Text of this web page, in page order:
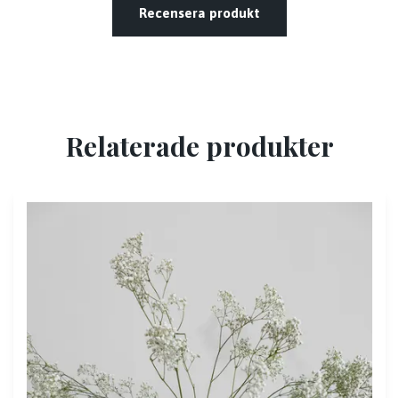
Recensera produkt
Relaterade produkter